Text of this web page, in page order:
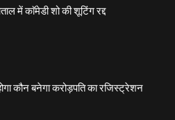
में काॅमेडी शो की शूटिंग रद्द
कौन बनेगा करोड़पति का रजिस्ट्रेशन